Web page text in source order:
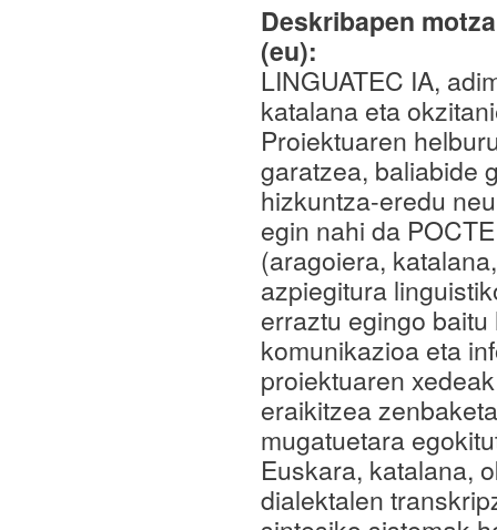
Deskribapen
(eu):
LINGUATEC IA,
katalana eta
Proiektuaren
garatzea, baliabide
hizkuntza-eredu
egin nahi da
(aragoiera,
azpiegitura
erraztu egingo
komunikazioa eta
proiektuaren
eraikitzea
mugatuetara
Euskara, katalana,
dialektalen